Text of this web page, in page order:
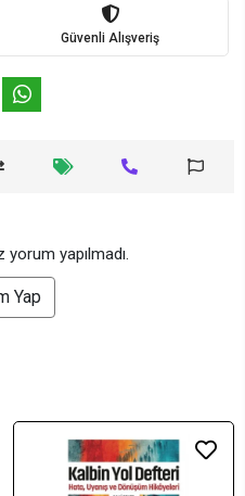
Güvenli Alışveriş
yapılmadı.
Yap